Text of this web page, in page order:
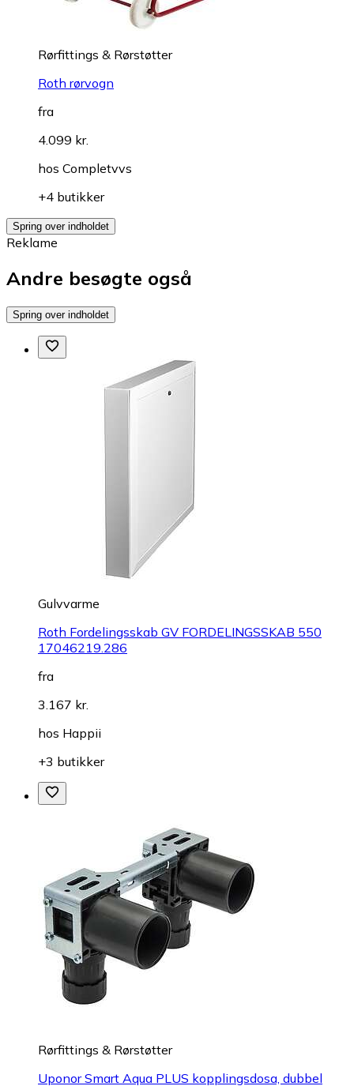
Rørfittings & Rørstøtter
Roth rørvogn
fra
4.099 kr.
hos Completvvs
+4 butikker
Spring over indholdet
Reklame
Andre besøgte også
Spring over indholdet
Gulvvarme
Roth Fordelingsskab GV FORDELINGSSKAB 550
17046219.286
fra
3.167 kr.
hos Happii
+3 butikker
Rørfittings & Rørstøtter
Uponor Smart Aqua PLUS kopplingsdosa, dubbel